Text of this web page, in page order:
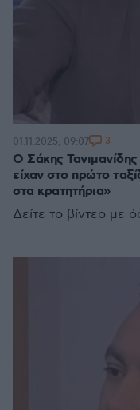
Ο Σάκης
είχαν στο πρώτο
στα κρατητήρια»
Δείτε το βίντεο με
01.11.2025, 09:07 3